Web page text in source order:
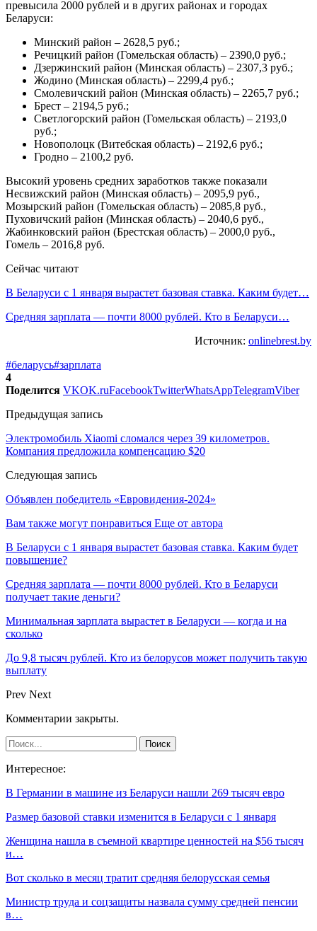
превысила 2000 рублей и в других районах и городах
Беларуси:
Минский район – 2628,5 руб.;
Речицкий район (Гомельская область) – 2390,0 руб.;
Дзержинский район (Минская область) – 2307,3 руб.;
Жодино (Минская область) – 2299,4 руб.;
Смолевичский район (Минская область) – 2265,7 руб.;
Брест – 2194,5 руб.;
Светлогорский район (Гомельская область) – 2193,0
руб.;
Новополоцк (Витебская область) – 2192,6 руб.;
Гродно – 2100,2 руб.
Высокий уровень средних заработков также показали
Несвижский район (Минская область) – 2095,9 руб.,
Мозырский район (Гомельская область) – 2085,8 руб.,
Пуховичский район (Минская область) – 2040,6 руб.,
Жабинковский район (Брестская область) – 2000,0 руб.,
Гомель – 2016,8 руб.
Сейчас читают
В Беларуси с 1 января вырастет базовая ставка. Каким будет…
Средняя зарплата — почти 8000 рублей. Кто в Беларуси…
Источник: onlinebrest.by
#беларусь#зарплата
4
Поделится VKOK.ruFacebookTwitterWhatsAppTelegramViber
Предыдущая запись
Электромобиль Xiaomi сломался через 39 километров.
Компания предложила компенсацию $20
Следующая запись
Объявлен победитель «Евровидения-2024»
Вам также могут понравиться Еще от автора
В Беларуси с 1 января вырастет базовая ставка. Каким будет
повышение?
Средняя зарплата — почти 8000 рублей. Кто в Беларуси
получает такие деньги?
Минимальная зарплата вырастет в Беларуси — когда и на
сколько
До 9,8 тысяч рублей. Кто из белорусов может получить такую
выплату
Prev Next
Комментарии закрыты.
Интересное:
В Германии в машине из Беларуси нашли 269 тысяч евро
Размер базовой ставки изменится в Беларуси с 1 января
Женщина нашла в съемной квартире ценностей на $56 тысяч
и…
Вот сколько в месяц тратит средняя белорусская семья
Министр труда и соцзащиты назвала сумму средней пенсии
в…